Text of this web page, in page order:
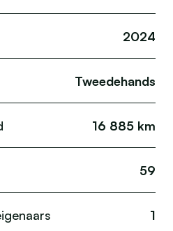
2024
Tweedehands
16 885 km
59
1